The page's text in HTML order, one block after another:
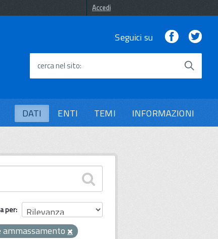
Accedi
Seguici su Facebook
cerca nel sito
DATI ENTI TEMI INFORMAZIONI
per
ammassamento